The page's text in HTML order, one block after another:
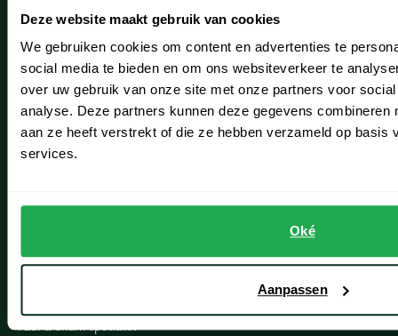
Deze website maakt gebruik van cookies
We gebruiken cookies om content en advertenties te
social media te bieden en om ons websiteverkeer te
over uw gebruik van onze site met onze partners voor
analyse. Deze partners kunnen deze gegevens combineren
aan ze heeft verstrekt of die ze hebben verzameld op basis
services.
Oké
Aanpassen
Hillegom
Leiderdorp
Lisse
Noordwijk
Openingstijden winkels
Schulte Herenmode
Paul & Shark specialist